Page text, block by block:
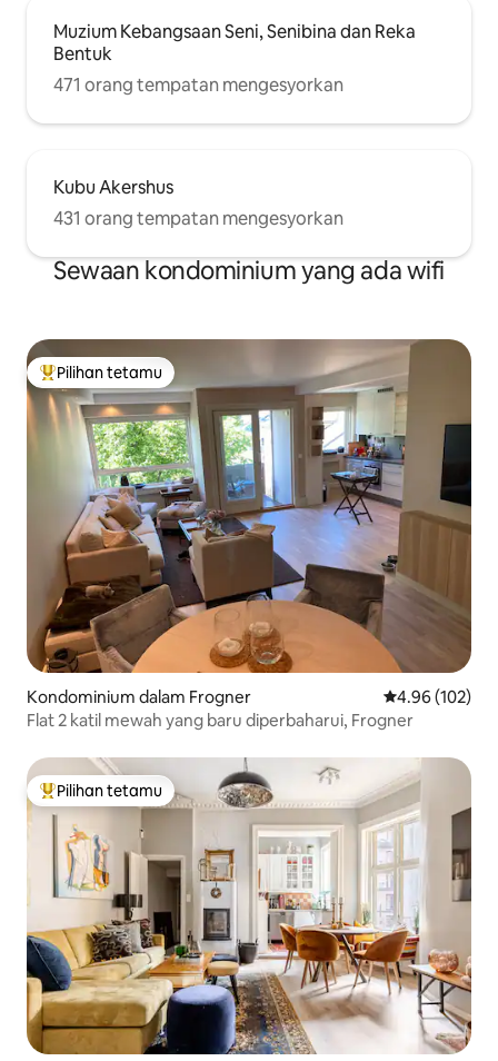
Muzium Kebangsaan Seni, Senibina dan Reka
Bentuk
471 orang tempatan mengesyorkan
Kubu Akershus
431 orang tempatan mengesyorkan
Sewaan kondominium yang ada wifi
Pilihan utama tetamu
Pilihan tetamu
Kondominium dalam Frogner Penarafan
4.96 (102)
Flat 2 katil mewah yang baru diperbaharui, Frogner
Pilihan utama tetamu
Pilihan tetamu